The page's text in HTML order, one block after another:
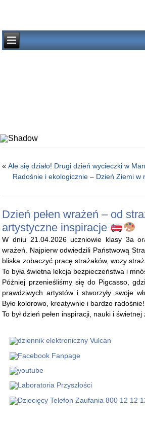
«Ale się działo! Drugi dzień wycieczki w
Radośnie i ekologicznie – Dzień Ziemi w
Dzień pełen wrażeń – od
artystyczne inspiracje
W dniu 21.04.2026 uczniowie klasy 3a
wrażeń. Najpierw odwiedzili Państwową
bliska zobaczyć pracę strażaków, wozy
To była świetna lekcja bezpieczeństwa i
Później przenieśliśmy się do Pigcasso,
prawdziwych artystów i stworzyły swoje
Było kolorowo, kreatywnie i bardzo radośnie!
To był dzień pełen inspiracji, nauki i świetnej